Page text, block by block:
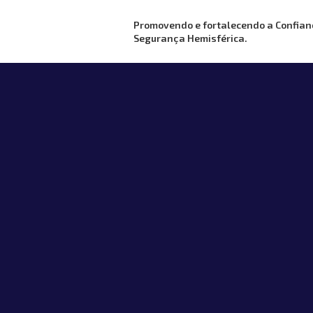
Promovendo e fortalecendo a
Segurança Hemisférica.